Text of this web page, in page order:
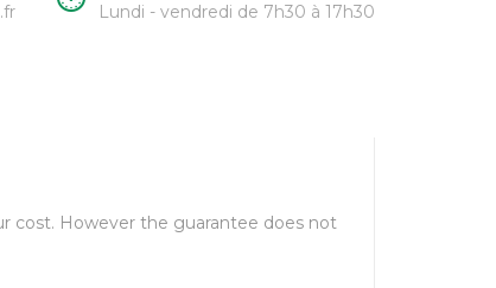
Lundi - vendredi de 7h30 à 17h30
cost. However the guarantee does not